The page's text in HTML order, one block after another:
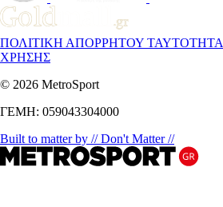
ΠΟΛΙΤΙΚΗ ΑΠΟΡΡΗΤΟΥ ΤΑΥΤΟΤΗΤΑ
ΧΡΗΣΗΣ
© 2026 MetroSport
ΓΕΜΗ: 059043304000
Built to matter by // Don't Matter //